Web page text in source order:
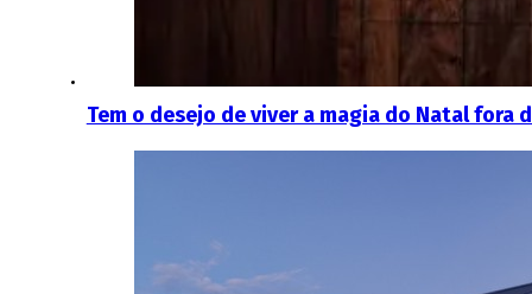
Tem o desejo de viver a magia do Natal fora